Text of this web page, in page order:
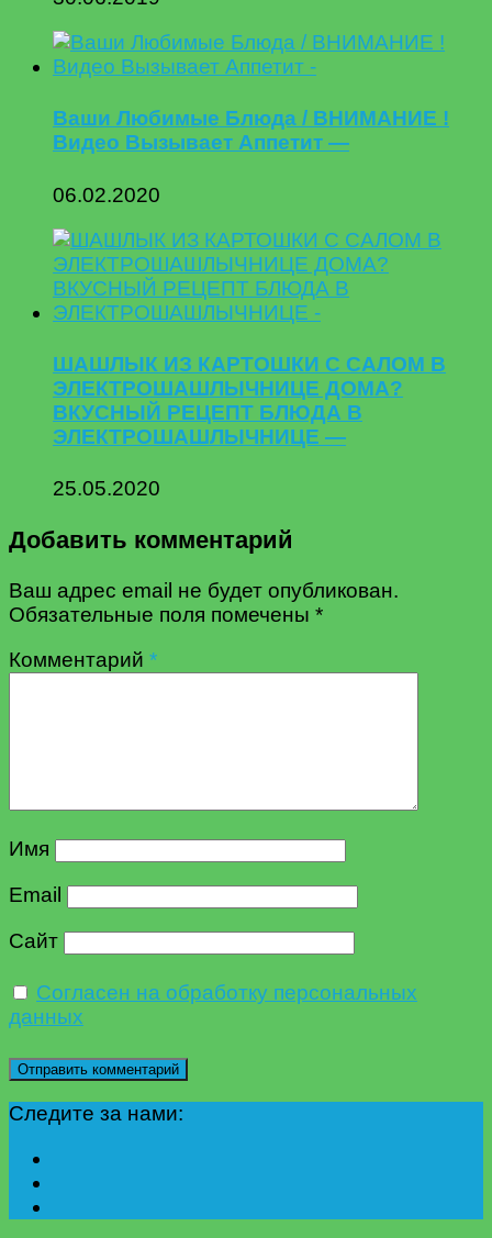
Ваши Любимые Блюда / ВНИМАНИЕ !
Видео Вызывает Аппетит —
06.02.2020
ШАШЛЫК ИЗ КАРТОШКИ С САЛОМ В
ЭЛЕКТРОШАШЛЫЧНИЦЕ ДОМА?
ВКУСНЫЙ РЕЦЕПТ БЛЮДА В
ЭЛЕКТРОШАШЛЫЧНИЦЕ —
25.05.2020
Добавить комментарий
Ваш адрес email не будет опубликован.
Обязательные поля помечены *
Комментарий *
Имя
Email
Сайт
Согласен на обработку персональных
данных
Следите за нами: